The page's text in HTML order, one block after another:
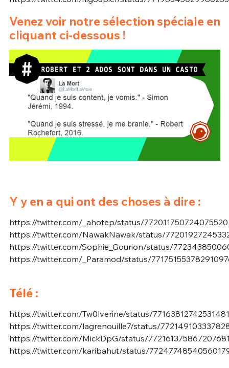
Venez voir notre sélection spéciale en
cliquant ci-dessous !
Y y en a qui ont des choses à dire :
https://twitter.com/_ahotep/status/772011750724075520
https://twitter.com/NawakNawak/status/
https://twitter.com/Sophie_Gourion/status/
https://twitter.com/_Paramod/status/
Télé :
https://twitter.com/Tw0lverine/status/
https://twitter.com/lagrenouille7/status/
https://twitter.com/MickDpG/status/
https://twitter.com/karibahut/status/